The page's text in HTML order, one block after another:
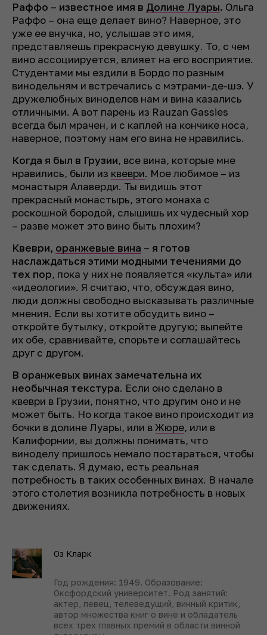
Раффо – известное имя в Долине Луары. Ольга
Раффо – она еще делает вино? Наверное, это
уже ее внучка, но, услышав это имя,
представляешь прекрасную девушку. То, с чем
вино ассоциируется, влияет на его восприятие.
Студентами мы ездили в Бордо по разным
винодельням и встречались с мэтрами-де-шэ. У
дружелюбных виноделов нам и вина казались
отличными. А вот парень из Rauzan Gassies
всегда был мрачен, и с каплей на кончике носа,
наверное, поэтому нам его вина не нравились.
Когда я был в Грузии, все вина, которые мне
нравились, были из квеври. Мое любимое – из
монастыря Алаверди. Ты видишь этот
прекрасный монастырь, этого монаха с
роскошной бородой, слышишь их чудесный хор
– разве может это вино быть плохим?
Квеври, оранжевые вина – я готов
наслаждаться этими модными течениями до
тех пор, пока у них не появляется «культа» или
«идеологии». Я считаю, что, обсуждая вино,
люди должны свободно высказывать различные
мнения. Если вы хотите обсудить вино –
откройте бутылку, откройте другую; выпейте
их обе, сравнивайте, спорьте и соглашайтесь
друг с другом.
В оранжевых винах замечательна их
необычная текстура. Если оно сделано в
квеври в Грузии, понятно, что другим оно и не
может быть. Но когда такое вино происходит из
бочки в долине Луары, или вЖюре, или в
Калифорнии, вы должны понимать, что
виноделу пришлось немало постараться, чтобы
так сделать. Я думаю, есть реальная
потребность в таких особенных винах. В начале
этого столетия возникла потребность в новых
движениях.
Оз Кларк
Год рождения: 1949. Образование:
Оксфордский университет. Род занятий:
актер, певец, телеведущий, винный критик,
автор множества книг о вине и обладатель
всех трех главных премий в области винной